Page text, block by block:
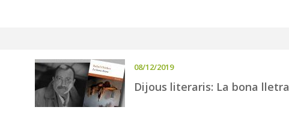
08/12/2019
Dijous literaris: La bona lletra